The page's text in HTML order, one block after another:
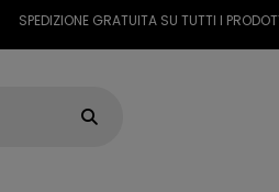
SPEDIZIONE GRATUITA SU TUTTI I PRODOTTI